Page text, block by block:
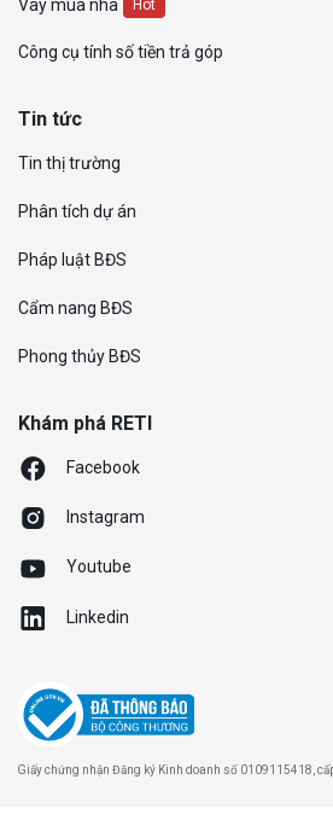
Vay mua nhà Hot
Công cụ tính số tiền trả góp
Tin tức
Tin thị trường
Phân tích dự án
Pháp luật BĐS
Cẩm nang BĐS
Phong thủy BĐS
Khám phá RETI
Facebook
Instagram
Youtube
Linkedin
Giấy chứng nhận Đăng ký Kinh doanh số 0109115418,